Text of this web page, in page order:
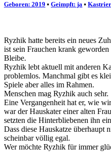
Geboren: 2019 • Geimpft: ja •
Ryzhik hatte bereits ein neues
ist sein Frauchen krank
Bleibe.
Ryzhik lebt aktuell mit anderen
problemlos. Manchmal gibt es
Spiele aber alles im Rahmen.
Menschen mag Ryzhik auch sehr.
Eine Vergangenheit hat er, wie
war der Hauskater einer alten
setzten die Hinterbliebenen ihn
Dass diese Hauskatze überhaupt
scheinbar völlig egal.
Wer möchte Ryzhik für immer